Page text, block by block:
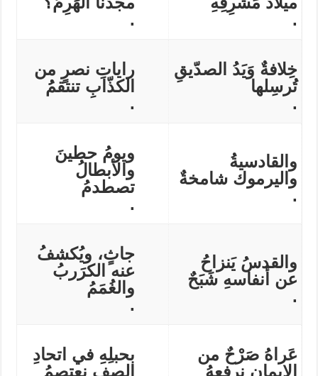
.
.
خِلافةٌ وَيَدُ الصدّيقِ
تُرسِلها
.
راياتِ نصرٍ من
الكذّابِ تنتقمُُ
.
والقادسيةُ
واليرموك شامخةٌ
.
ويومُ حطينَ
والأبطالُ
تصطدمُ
.
والقدسُ يَنزاحُ
عن أنفاسهِ شَبَحٌ
.
جاثٍ، ويُكشفُ
عنه الكرَربُ
والغُمَمُ
.
عَراهُ صَرْحٌ من
الإيمان نرفعهُ
بحبلِهِ في اتحادِ
الصف نعتصمُ